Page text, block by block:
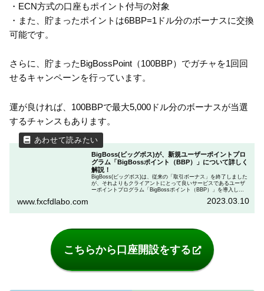
・ECN方式の口座もポイント付与の対象
・また、貯まったポイントは6BBP=1ドル分のボーナスに交換
可能です。
さらに、貯まったBigBossPoint（100BBP）でガチャを1回回
せるキャンペーンを行っています。
運が良ければ、100BBPで最大5,000ドル分のボーナスが当選
するチャンスもあります。
BigBoss(ビッグボス)が、新規ユーザーポイントプロ
グラム「BigBossポイント（BBP）」について詳しく
解説！
BigBoss(ビッグボス)は、従来の「取引ボーナス」を終了しました
が、それよりもクライアントにとって良いサービスであるユーザ
ーポイントプログラム「BigBossポイント（BBP）」を導入しま
www.fxcfdlabo.com 2023.03.10
こちらから口座開設をする